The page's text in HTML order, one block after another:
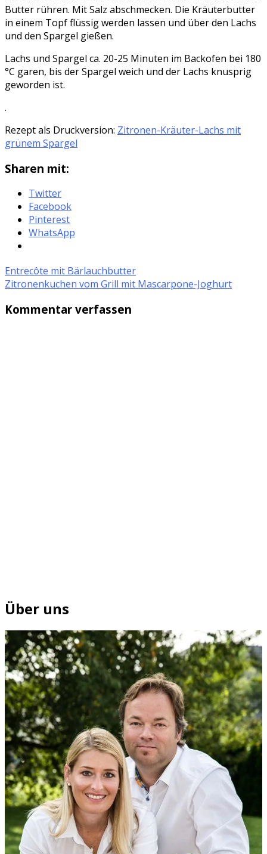
Butter rühren. Mit Salz abschmecken. Die Kräuterbutter
in einem Topf flüssig werden lassen und über den Lachs
und den Spargel gießen.
Lachs und Spargel ca. 20-25 Minuten im Backofen bei 180
°C garen, bis der Spargel weich und der Lachs knusprig
geworden ist.
.
Rezept als Druckversion: Zitronen-Kräuter-Lachs mit
grünem Spargel
Sharen mit:
Twitter
Facebook
Pinterest
WhatsApp
Entrecôte mit Bärlauchbutter
Zitronenkuchen vom Grill mit Mascarpone-Joghurt
Kommentar verfassen
Über uns